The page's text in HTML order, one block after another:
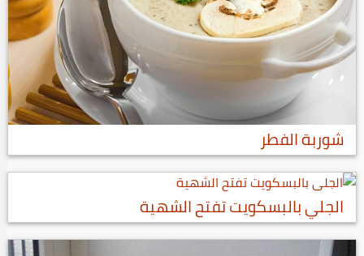
شوربة الفطر
الجلي بالبسكويت تفتح الشهية